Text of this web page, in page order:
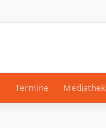
Termine Mediathek